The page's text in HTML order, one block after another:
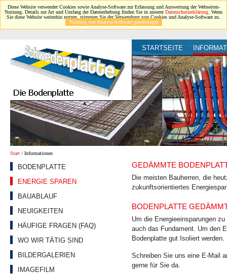
Diese Website verwendet Cookies sowie Analyse-Software zur Erfassung und Auswertung der Webseiten-
Nutzung. Details zur Art und Umfang der Datenerhebung finden Sie in unsererDatenschutzerklärung . Wenn
Sie diese Website weiterhin nutzen, stimmen Sie der Verwendung von Cookies und Analyse-Software zu.
Nutzung von Analyse-Software genehmigen
STARTSEITE
Start / Informationen
BODENPLATTE
ENERGIE SPAREN
BAUABLAUF
NEUIGKEITEN
HÄUFIGE FRAGEN (FAQ)
WO WIR TÄTIG SIND
BILDERGALERIEN
IMAGEFILM
GEDÄMMTE
Die meisten Bauherren, die
zukunftsorientiertes
BODENPLATTE
Um die Energieeinsparungen
auch das Fundament. Um den
Bodenplatte gut Isoliert werden.
Schreiben Sie uns eine E-Mail
gerne für Sie da.